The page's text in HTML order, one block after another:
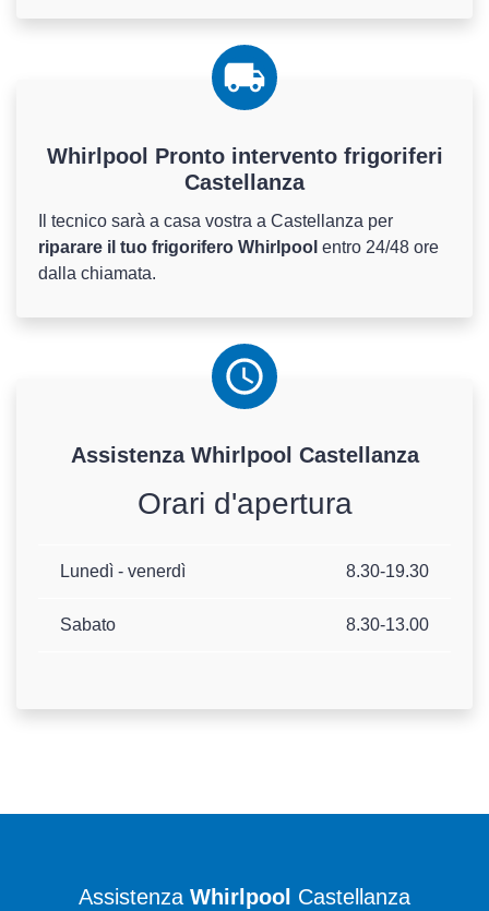
Whirlpool Pronto intervento frigoriferi
Castellanza
Il tecnico sarà a casa vostra a Castellanza per
riparare il tuo frigorifero Whirlpool entro 24/48 ore
dalla chiamata.
Assistenza Whirlpool Castellanza
Orari d'apertura
Lunedì - venerdì 8.30-19.30
Sabato 8.30-13.00
Assistenza Whirlpool Castellanza